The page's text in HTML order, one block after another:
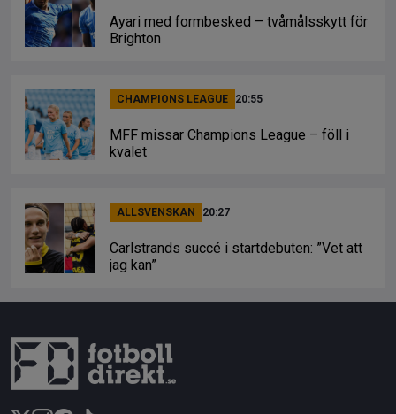
Ayari med formbesked – tvåmålsskytt för
Brighton
CHAMPIONS LEAGUE 20:55
MFF missar Champions League – föll i
kvalet
ALLSVENSKAN 20:27
Carlstrands succé i startdebuten: ”Vet att
jag kan”